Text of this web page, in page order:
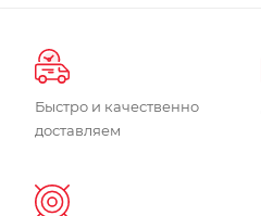
Быстро и качественно
доставляем